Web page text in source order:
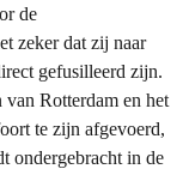
de
zeker dat zij naar
gefusilleerd zijn.
Rotterdam en het
te zijn afgevoerd,
ondergebracht in de